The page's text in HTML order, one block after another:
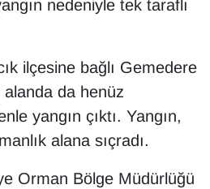
nedeniyle tek taraflı
ilçesine bağlı Gemedere
da henüz
yangın çıktı. Yangın,
alana sıçradı.
Orman Bölge Müdürlüğü